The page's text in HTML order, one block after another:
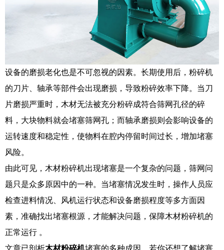
设备的磨损老化也是不可忽视的因素。长期使用后，粉碎机
的刀片、轴承等部件会出现磨损，导致粉碎效率下降。当刀
片磨损严重时，木材无法被充分粉碎成符合筛网孔径的碎
料，大块物料就会堵塞筛网孔；而轴承磨损则会影响设备的
运转速度和稳定性，使物料在腔内停留时间过长，增加堵塞
风险。​
由此可见，木材粉碎机出现堵塞是一个复杂的问题，筛网问
题只是众多原因中的一种。当堵塞情况发生时，操作人员应
检查进料情况、风机运行状态和设备磨损程度等多方面因
素，准确找出堵塞根源，才能解决问题，保障木材粉碎机的
正常运行 。​
文章已剖析木材粉碎机堵塞的多种成因。若你还想了解堵塞